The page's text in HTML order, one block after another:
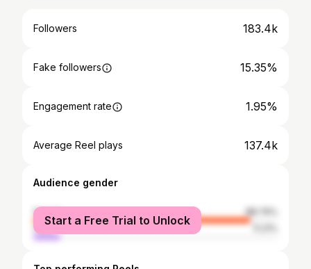
Followers 183.4k
Fake followers 15.35%
Engagement rate 1.95%
Average Reel plays 137.4k
Audience gender
female
88.79%
male
Start a Free Trial to Unlock